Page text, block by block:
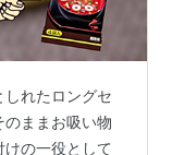
れたロングセ
ままお吸い物
の一役として